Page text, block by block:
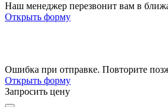
Наш менеджер перезвонит вам в
Открыть форму
Ошибка при отправке. Повторите
Открыть форму
Запросить цену